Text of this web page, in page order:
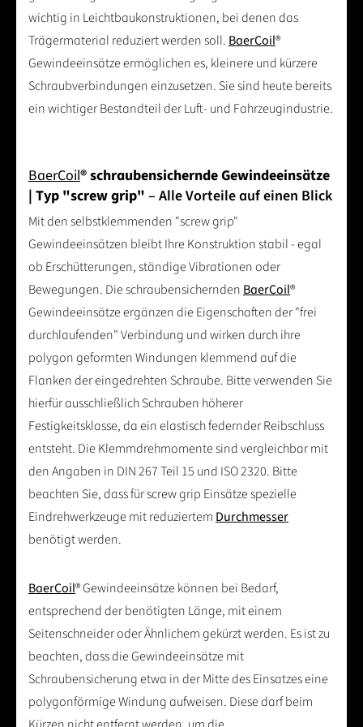
wichtig in Leichtbaukonstruktionen, bei denen das
Trägermaterial reduziert werden soll. BaerCoil®
Gewindeeinsätze ermöglichen es, kleinere und kürzere
Schraubverbindungen einzusetzen. Sie sind heute bereits
ein wichtiger Bestandteil der Luft- und Fahrzeugindustrie.
BaerCoil® schraubensichernde Gewindeeinsätze
| Typ "screw grip" – Alle Vorteile auf einen Blick
Mit den selbstklemmenden "screw grip"
Gewindeeinsätzen bleibt Ihre Konstruktion stabil - egal
ob Erschütterungen, ständige Vibrationen oder
Bewegungen. Die schraubensichernden BaerCoil®
Gewindeeinsätze ergänzen die Eigenschaften der "frei
durchlaufenden" Verbindung und wirken durch ihre
polygon geformten Windungen klemmend auf die
Flanken der eingedrehten Schraube. Bitte verwenden Sie
hierfür ausschließlich Schrauben höherer
Festigkeitsklasse, da ein elastisch federnder Reibschluss
entsteht. Die Klemmdrehmomente sind vergleichbar mit
den Angaben in DIN 267 Teil 15 und ISO 2320. Bitte
beachten Sie, dass für screw grip Einsätze spezielle
Eindrehwerkzeuge mit reduziertem Durchmesser
benötigt werden.
BaerCoil® Gewindeeinsätze können bei Bedarf,
entsprechend der benötigten Länge, mit einem
Seitenschneider oder Ähnlichem gekürzt werden. Es ist zu
beachten, dass die Gewindeeinsätze mit
Schraubensicherung etwa in der Mitte des Einsatzes eine
polygonförmige Windung aufweisen. Diese darf beim